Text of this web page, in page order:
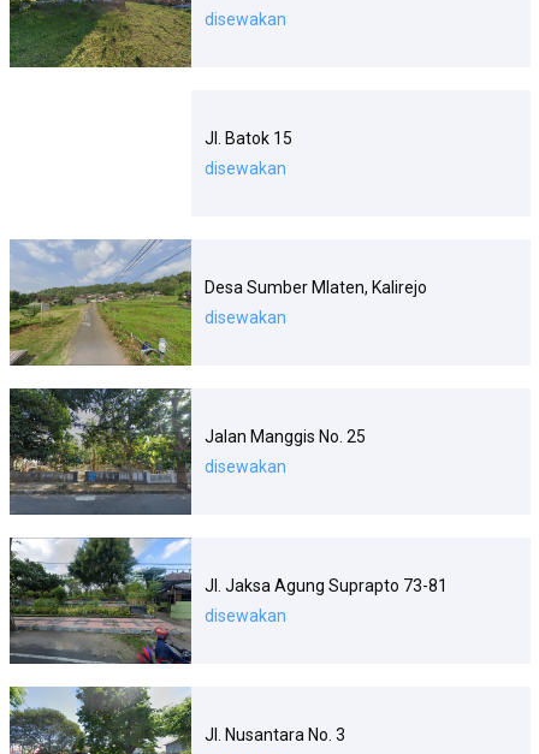
disewakan
Jl. Batok 15
disewakan
Desa Sumber Mlaten, Kalirejo
disewakan
Jalan Manggis No. 25
disewakan
Jl. Jaksa Agung Suprapto 73-81
disewakan
Jl. Nusantara No. 3